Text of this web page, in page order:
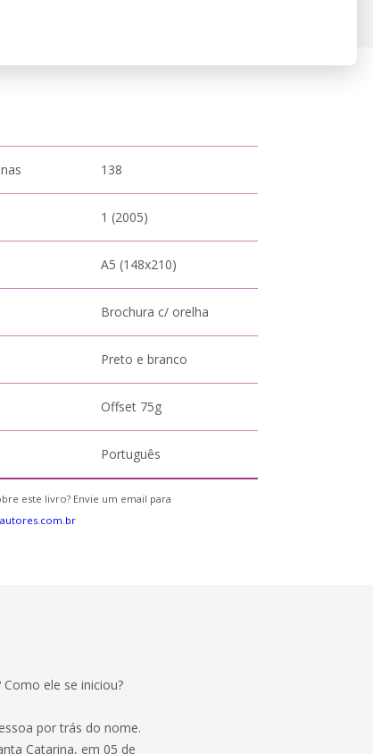
138
1 (2005)
A5 (148x210)
Brochura c/ orelha
Preto e branco
Offset 75g
Português
este livro? Envie um email para
ele se iniciou?
por trás do nome.
Catarina, em 05 de